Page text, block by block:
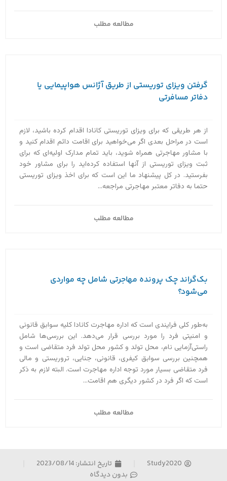
مطالعه مطلب
گرفتن ویزای توریستی از طریق آژانس هواپیمایی یا
دفاتر مسافرتی
از هر طریقی که برای ویزای توریستی کانادا اقدام کرده باشید، لازم
است در مراحل بعدی اگر می‌خواهید برای اقامت دائم اقدام کنید و
با مشاور مهاجرتی همراه شوید، باید تمام مدارک اولیه‌ای که برای
ثبت ویزای توریستی از آنها استفاده کرده‌اید را برای مشاور خود
بفرستید. در کل پیشنهاد ما این است که برای اخذ ویزای توریستی
حتما به دفاتر معتبر مهاجرتی مراجعه...
مطالعه مطلب
بک‌گراند چک پرونده مهاجرتی شامل چه مواردی
می‌شود؟
به‌طور کلی فرایندی است که اداره مهاجرت کانادا کلیه سوابق قانونی
و امنیتی فرد را مورد بررسی قرار می‌دهد. این بررسی‌ها شامل
راستی‌آزمایی نام، محل تولد و کشور محل تولد فرد متقاضی است و
همچنین بررسی سوابق کیفری، قانونی، جنایی، تروریستی و مالی
فرد متقاضی بسیار مورد توجه اداره مهاجرت است. البته لازم به ذکر
است که اگر فرد در کشور دیگری هم اقامت...
مطالعه مطلب
Study2020 تاریخ انتشار:2023/08/14
بدون دیدگاه